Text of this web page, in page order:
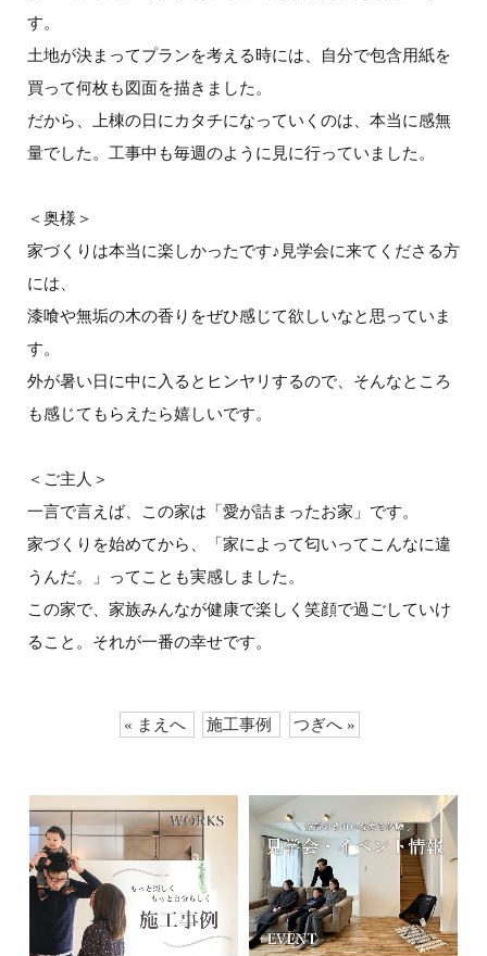
す。
土地が決まってプランを考える時には、自分で包含用紙を
買って何枚も図面を描きました。
だから、上棟の日にカタチになっていくのは、本当に感無
量でした。工事中も毎週のように見に行っていました。
＜奥様＞
家づくりは本当に楽しかったです♪見学会に来てくださる方
には、
漆喰や無垢の木の香りをぜひ感じて欲しいなと思っていま
す。
外が暑い日に中に入るとヒンヤリするので、そんなところ
も感じてもらえたら嬉しいです。
＜ご主人＞
一言で言えば、この家は「愛が詰まったお家」です。
家づくりを始めてから、「家によって匂いってこんなに違
うんだ。」ってことも実感しました。
この家で、家族みんなが健康で楽しく笑顔で過ごしていけ
ること。それが一番の幸せです。
« まえへ 施工事例 つぎへ »